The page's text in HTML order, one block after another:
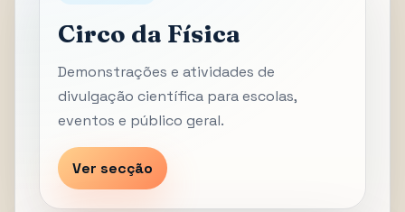
Circo da Física
Demonstrações e atividades de
divulgação científica para escolas,
eventos e público geral.
Ver secção